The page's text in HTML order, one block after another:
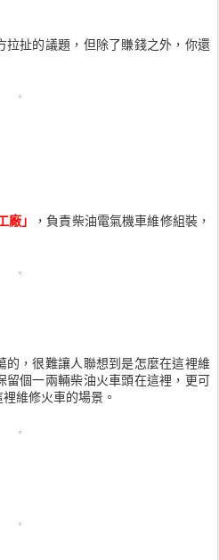
扯的議題，但除了賺錢之外，你還
廠」
，負責柴油電氣機車維修組裝，
，很難讓人聯想到是怎麼在這裡維
個一兩輛柴油火車頭在這裡，更可
維修火車的場景。